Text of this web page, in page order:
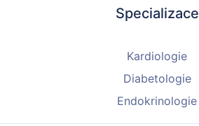
Specializace
Kardiologie
Diabetologie
Endokrinologie